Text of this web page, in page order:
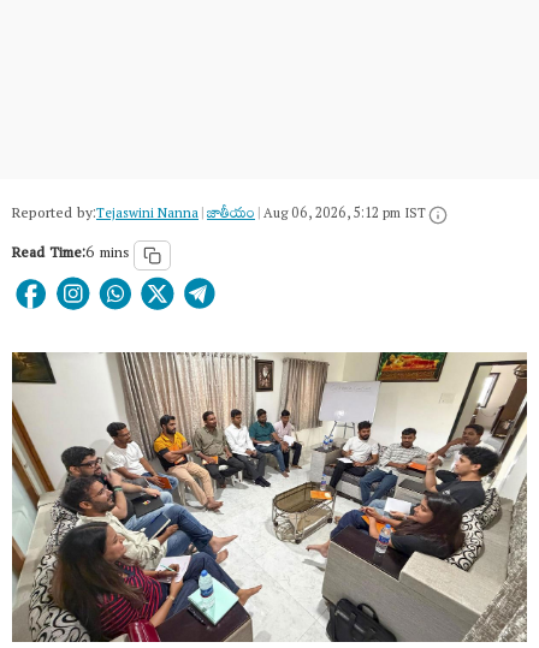
Reported by:Tejaswini Nanna|జాతీయం|Aug 06, 2026, 5:12 pm IST
Read Time:6 mins